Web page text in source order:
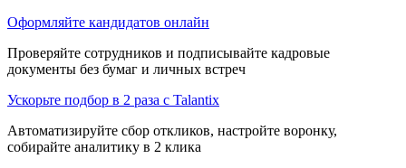
Оформляйте кандидатов онлайн
Проверяйте сотрудников и подписывайте кадровые
документы без бумаг и личных встреч
Ускорьте подбор в 2 раза с Talantix
Автоматизируйте сбор откликов, настройте воронку,
собирайте аналитику в 2 клика